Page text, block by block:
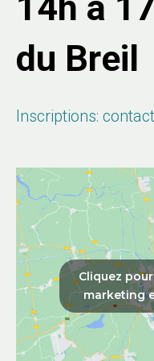
du Breil
Inscriptions:
Cliquez
marketing